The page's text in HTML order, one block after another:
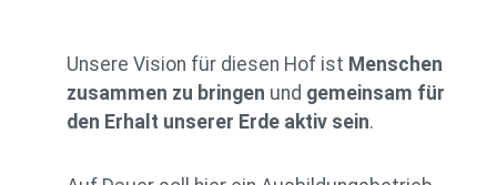
Unsere Vision für diesen Hof ist Menschen
zusammen zu bringen und gemeinsam für
den Erhalt unserer Erde aktiv sein.